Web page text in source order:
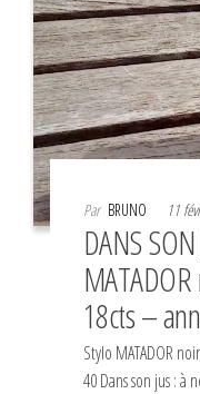
Par BRUNO 11
DANS
18cts –
Stylo MATADOR
40 Dans son jus : à